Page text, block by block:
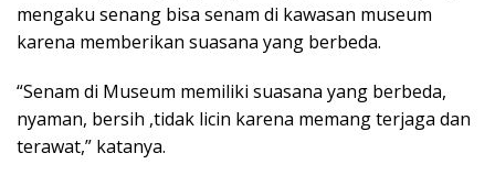
mengaku senang bisa senam di kawasan museum
karena memberikan suasana yang berbeda.
“Senam di Museum memiliki suasana yang berbeda,
nyaman, bersih ,tidak licin karena memang terjaga dan
terawat,” katanya.